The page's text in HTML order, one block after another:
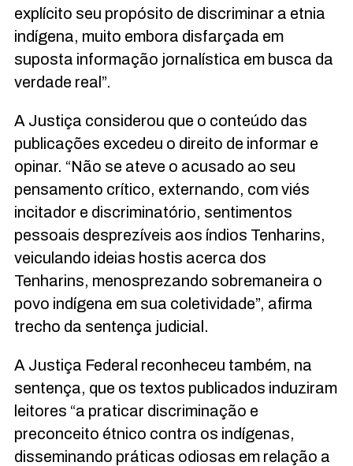
explícito seu propósito de discriminar a etnia
indígena, muito embora disfarçada em
suposta informação jornalística em busca da
verdade real”.
A Justiça considerou que o conteúdo das
publicações excedeu o direito de informar e
opinar. “Não se ateve o acusado ao seu
pensamento crítico, externando, com viés
incitador e discriminatório, sentimentos
pessoais desprezíveis aos índios Tenharins,
veiculando ideias hostis acerca dos
Tenharins, menosprezando sobremaneira o
povo indígena em sua coletividade”, afirma
trecho da sentença judicial.
A Justiça Federal reconheceu também, na
sentença, que os textos publicados induziram
leitores “a praticar discriminação e
preconceito étnico contra os indígenas,
disseminando práticas odiosas em relação a